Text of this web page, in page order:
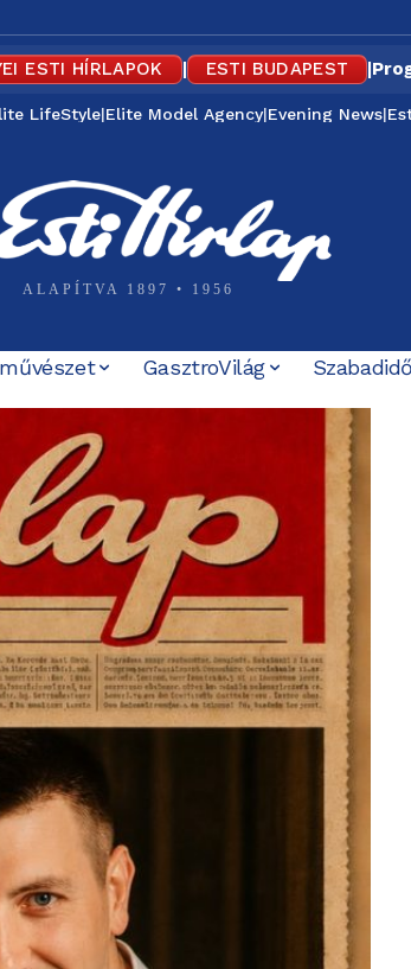
ESTI HÍRLAPOK | ESTI BUDAPEST |
LifeStyle|Elite Model Agency|Evening News|
ALAPÍTVA 1897 • 1956
GasztroVilág Szabadidő